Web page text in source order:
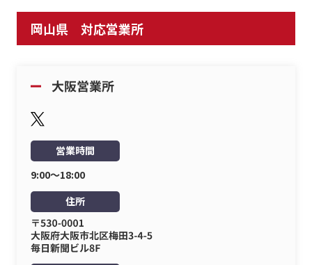
岡山県 対応営業所
営業時間
9:00〜18:00
住所